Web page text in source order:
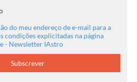
do meu endereço de e-mail para a
condições explicitadas na página
- Newsletter IAstro